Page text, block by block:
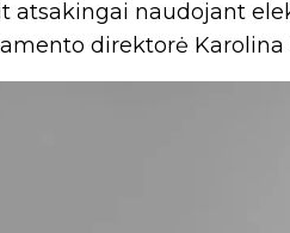
atsakingai naudojant
direktorė Karolina